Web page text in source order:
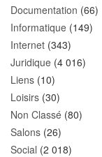
Documentation (66)
Informatique (149)
Internet (343)
Juridique (4 016)
Liens (10)
Loisirs (30)
Non Classé (80)
Salons (26)
Social (2 018)